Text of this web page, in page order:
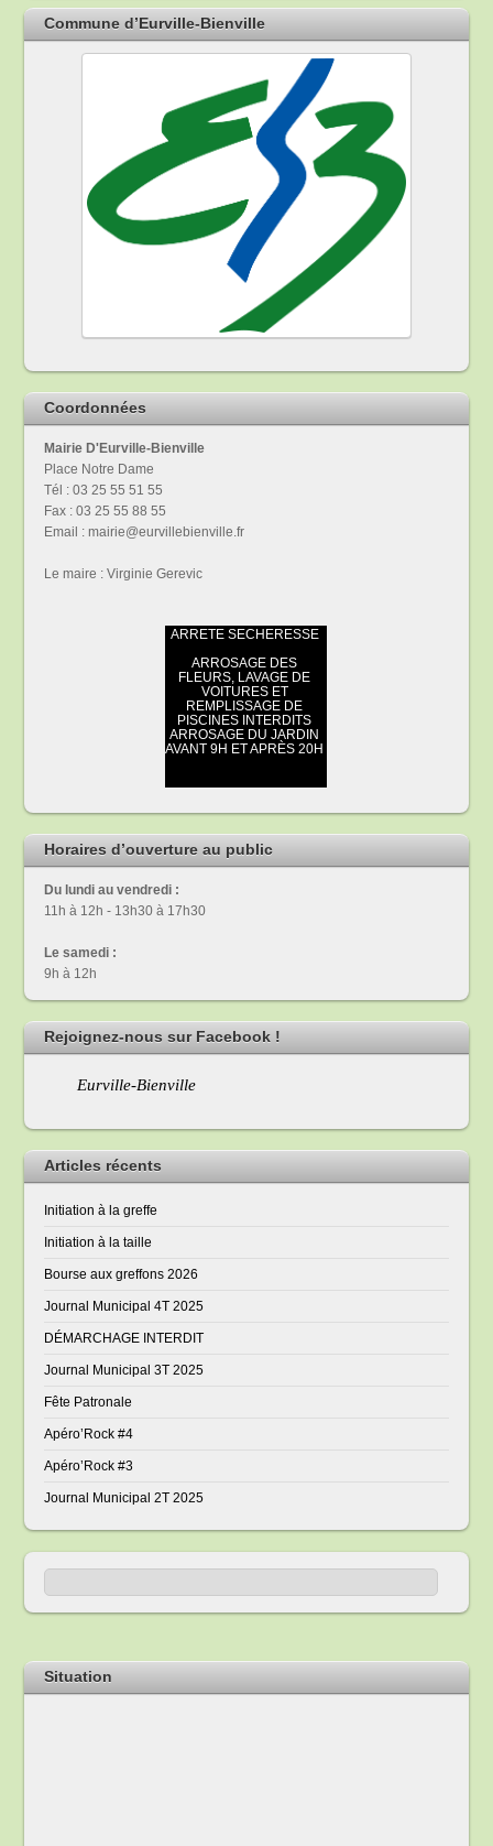
Commune d’Eurville-Bienville
Coordonnées
Mairie D'Eurville-Bienville
Place Notre Dame
Tél : 03 25 55 51 55
Fax : 03 25 55 88 55
Email : mairie@eurvillebienville.fr
Le maire : Virginie Gerevic
Horaires d’ouverture au public
Du lundi au vendredi :
11h à 12h - 13h30 à 17h30
Le samedi :
9h à 12h
Rejoignez-nous sur Facebook !
Eurville-Bienville
Articles récents
Initiation à la greffe
Initiation à la taille
Bourse aux greffons 2026
Journal Municipal 4T 2025
DÉMARCHAGE INTERDIT
Journal Municipal 3T 2025
Fête Patronale
Apéro’Rock #4
Apéro’Rock #3
Journal Municipal 2T 2025
Situation